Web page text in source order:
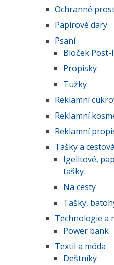
Ochranné
Papírové dary
Psaní
Bloček
Propisky
Tužky
Reklamní
Reklamní
Reklamní
Tašky a
Igelitové,
tašky
Na cesty
Tašky,
Technologie a
Power bank
Textil a móda
Deštníky